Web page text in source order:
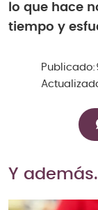
lo que hace
tiempo y
Publicado:
Y